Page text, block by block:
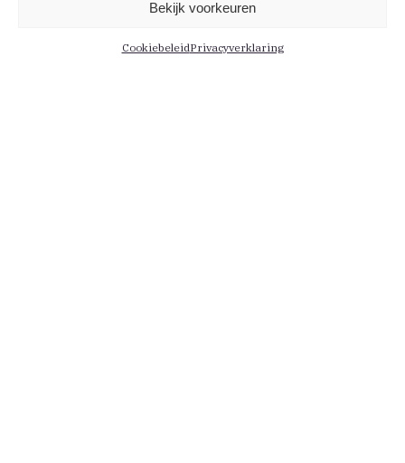
Bekijk voorkeuren
CookiebeleidPrivacyverklaring